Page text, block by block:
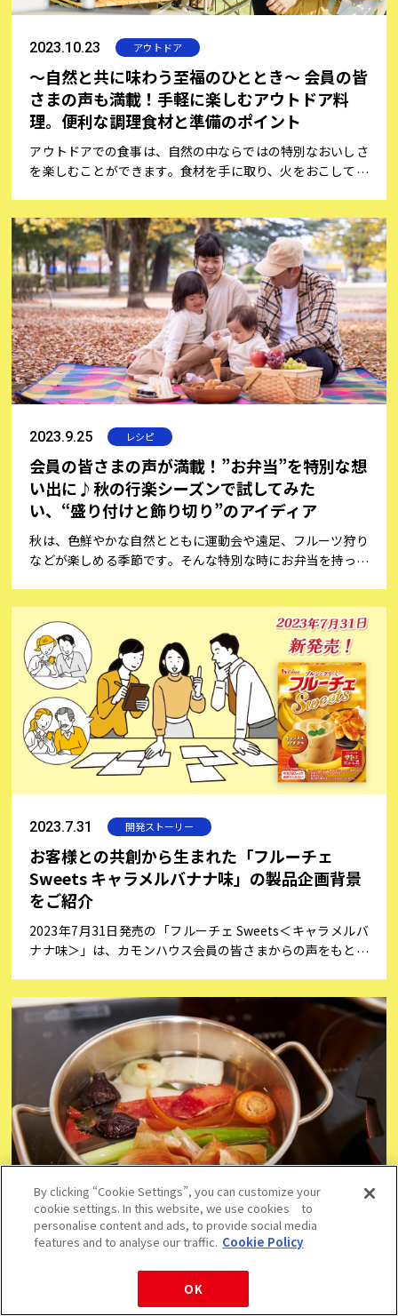
2023.10.23 アウトドア
～自然と共に味わう至福のひととき～ 会員の皆
さまの声も満載！手軽に楽しむアウトドア料
理。便利な調理食材と準備のポイント
アウトドアでの食事は、自然の中ならではの特別なおいしさ
を楽しむことができます。食材を手に取り、火をおこして料
にとっては屋外での調理は慣れていないため、戸惑うことも
あるでしょう。そこで、会員の皆さまの声をご紹介しなが
ら、アウトドア料理を楽しむポイントをご紹介します。おす
すめの道具や下準備のコツ、便利な調理食材などをお伝え
し、初心者の方でも楽しくおいしい料理を作るヒントをご紹
介。今回は、キャンプコーディネーター/アウトドア専門家
として活躍している「松尾真里子さん」にキャンプのコツや
レシピ提案をしていただきました！
2023.9.25 レシピ
会員の皆さまの声が満載！”お弁当”を特別な想
い出に♪秋の行楽シーズンで試してみた
い、“盛り付けと飾り切り”のアイディア
秋は、色鮮やかな自然とともに運動会や遠足、フルーツ狩り
などが楽しめる季節です。そんな特別な時にお弁当を持って
も楽しみの一つですね。そこで、今回は会員の皆さまからご
投稿いただいたお弁当にまつわる想い出をご紹介しながら、
お弁当を特別なものにするための盛り付けのコツと、初心者
でも簡単にできる楽しい飾り切りのアイディアをご紹介いた
します。
2023.7.31 開発ストーリー
お客様との共創から生まれた「フルーチェ
Sweets キャラメルバナナ味」の製品企画背景
をご紹介
2023年7月31日発売の「フルーチェ Sweets＜キャラメルバ
ナナ味＞」は、カモンハウス会員の皆さまからの声をもとに
2023.3.27 食育
野菜くずはおいしさのもと！野菜だし「ベジブ
ロス」を活用しよう
野菜の皮や切れ端、ヘタを使って作るスープストック「ベジ
By clicking “Cookie Settings”, you can customize your
cookie settings. In this website, we use cookies to
personalise content and ads, to provide social media
features and to analyse our traffic. Cookie Policy
OK